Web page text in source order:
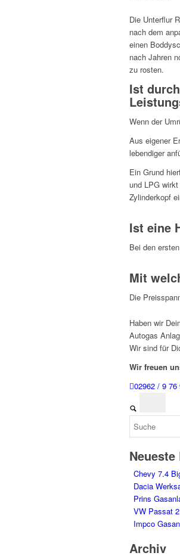
Die Unterflur
nach dem
einen
nach Jahren
zu rosten.
Ist
Wenn der
Aus eigener
lebendiger
Ein Grund
und LPG
Zylinderkopf
Ist eine
Bei den
Mit
Die
Haben wir
Autogas
Wir sind für
Wir freuen
02962 / 9 76
Chevy 7.4
Dacia
Prins
VW Passat
Impco
Archiv